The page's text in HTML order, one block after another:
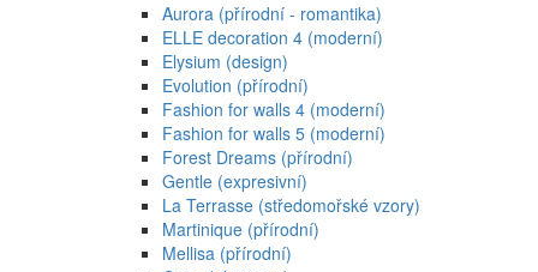
Aurora (přírodní - romantika)
ELLE decoration 4 (moderní)
Elysium (design)
Evolution (přírodní)
Fashion for walls 4 (moderní)
Fashion for walls 5 (moderní)
Forest Dreams (přírodní)
Gentle (expresivní)
La Terrasse (středomořské vzory)
Martinique (přírodní)
Mellisa (přírodní)